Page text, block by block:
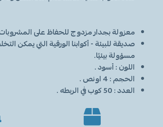
معزولة بجدار مزدوج للحفاظ على
صديقة للبيئة - أكوابنا الورقية التي يمكن
مسؤولة بيئيًا.
اللون : أسود .
الحجم : 4 اونص .
العدد : 50 كوب في الربطه .